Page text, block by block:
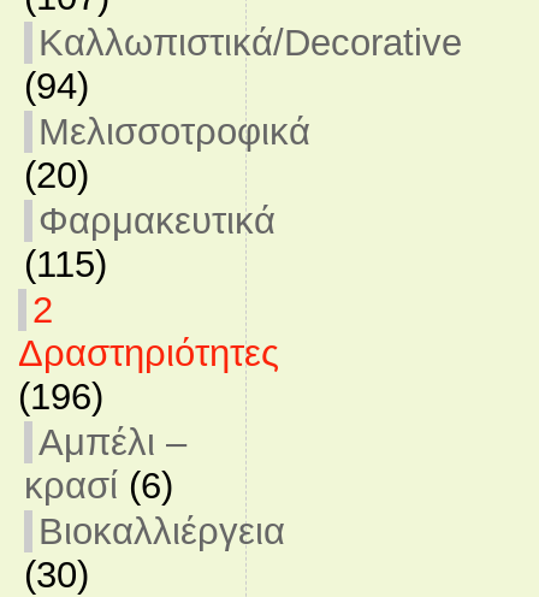
Καλλωπιστικά/Decorative
(94)
Μελισσοτροφικά
(20)
Φαρμακευτικά
(115)
2
Δραστηριότητες
(196)
Αμπέλι –
κρασί (6)
Βιοκαλλιέργεια
(30)